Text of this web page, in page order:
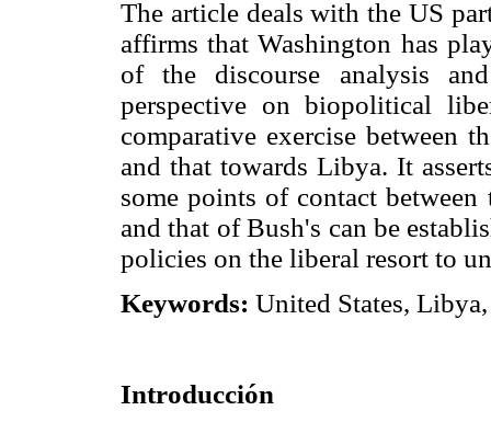
The article deals with the US
affirms that Washington has
of the discourse analysis
perspective on biopolitical
comparative exercise between
and that towards Libya. It
some points of contact
and that of Bush's can be
policies on the liberal resort to
Keywords: United States,
Introducción